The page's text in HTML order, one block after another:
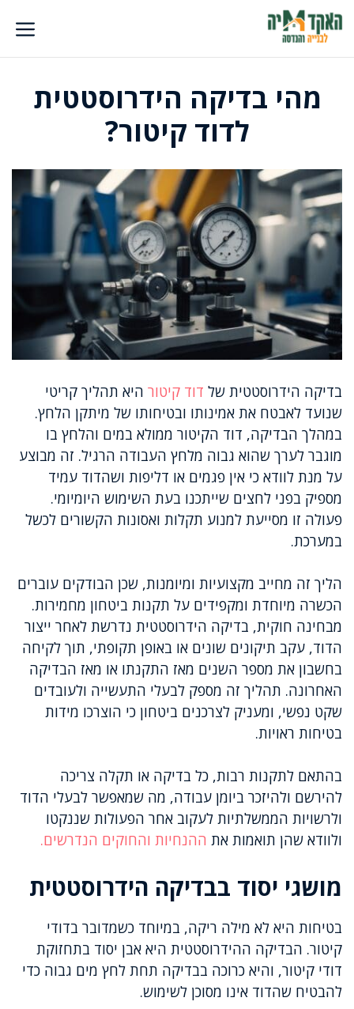
לדלג
לתוכן
מהי בדיקה הידרוסטטית
לדוד קיטור?
בדיקה הידרוסטטית של דוד קיטור היא תהליך קריטי
שנועד לאבטח את אמינותו ובטיחותו של מיתקן הלחץ.
במהלך הבדיקה, דוד הקיטור ממולא במים והלחץ בו
מוגבר לערך שהוא גבוה מלחץ העבודה הרגיל. זה מבוצע
על מנת לוודא כי אין פגמים או דליפות ושהדוד עמיד
מספיק בפני לחצים שייתכנו בעת השימוש היומיומי.
פעולה זו מסייעת למנוע תקלות ואסונות הקשורים לכשל
במערכת.
הליך זה מחייב מקצועיות ומיומנות, שכן הבודקים עוברים
הכשרה מיוחדת ומקפידים על תקנות ביטחון מחמירות.
מבחינה חוקית, בדיקה הידרוסטטית נדרשת לאחר ייצור
הדוד, עקב תיקונים שונים או באופן תקופתי, תוך לקיחה
בחשבון את מספר השנים מאז התקנתו או מאז הבדיקה
האחרונה. תהליך זה מספק לבעלי התעשייה ולעובדים
שקט נפשי, ומעניק לצרכנים ביטחון כי הוצרכו מידות
בטיחות ראויות.
בהתאם לתקנות רבות, כל בדיקה או תקלה צריכה
להירשם ולהיזכר ביומן עבודה, מה שמאפשר לבעלי הדוד
ולרשויות הממשלתיות לעקוב אחר הפעולות שננקטו
ולוודא שהן תואמות את ההנחיות והחוקים הנדרשים.
מושגי יסוד בבדיקה הידרוסטטית
בטיחות היא לא מילה ריקה, במיוחד כשמדובר בדודי
קיטור. הבדיקה ההידרוסטטית היא אבן יסוד בתחזוקת
דודי קיטור, והיא כרוכה בבדיקה תחת לחץ מים גבוה כדי
להבטיח שהדוד אינו מסוכן לשימוש.